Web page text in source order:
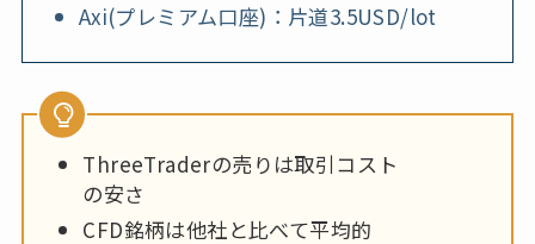
Axi(プレミアム口座)：片道3.5USD/lot
ThreeTraderの売りは取引コスト
の安さ
CFD銘柄は他社と比べて平均的